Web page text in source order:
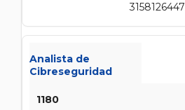
3158126447
Analista de
Cibreseguridad
1180